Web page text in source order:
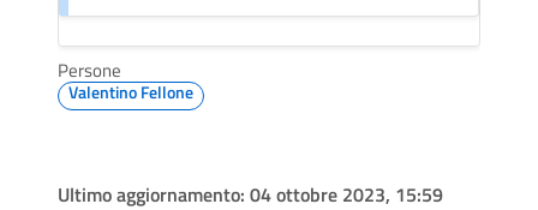
Persone
Valentino Fellone
Ultimo aggiornamento: 04 ottobre 2023, 15:59